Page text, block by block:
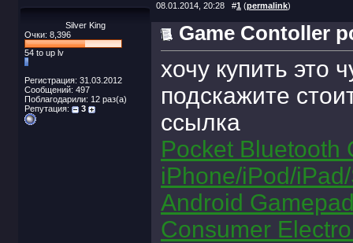
Silver King
Очки: 8,396
54 to up lv
Регистрация: 31.03.2012
Сообщений: 497
Поблагодарили: 12 раз(а)
Репутация:
3
08.01.2014, 20:28 #1 (permalink)
Game Contoller
хочу купить это
подскажите
ссылка
Pocket Bluetooth
iPhone/iPod/
Android
Consumer